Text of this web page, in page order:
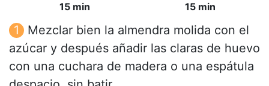
15 min
15 min
Mezclar bien la almendra molida con el
azúcar y después añadir las claras de huevo
con una cuchara de madera o una espátula